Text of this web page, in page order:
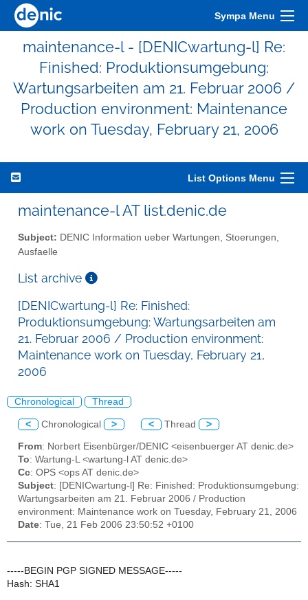
Sympa Menu
maintenance-l - [DENICwartung-l] Re:
Finished: Produktionsumgebung:
Wartungsarbeiten am 21. Februar 2006 /
Production environment: Maintenance
work on Tuesday, February 21, 2006
List Options Menu
maintenance-l AT list.denic.de
Subject: DENIC Information ueber Wartungen, Stoerungen,
Ausfaelle
List archive
[DENICwartung-l] Re: Finished:
Produktionsumgebung: Wartungsarbeiten am
21. Februar 2006 / Production environment:
Maintenance work on Tuesday, February 21,
2006
Chronological Thread
< Chronological > < Thread >
From: Norbert Eisenbürger/DENIC <eisenbuerger AT denic.de>
To: Wartung-L <wartung-l AT denic.de>
Cc: OPS <ops AT denic.de>
Subject: [DENICwartung-l] Re: Finished: Produktionsumgebung:
Wartungsarbeiten am 21. Februar 2006 / Production
environment: Maintenance work on Tuesday, February 21, 2006
Date: Tue, 21 Feb 2006 23:50:52 +0100
-----BEGIN PGP SIGNED MESSAGE-----
Hash: SHA1